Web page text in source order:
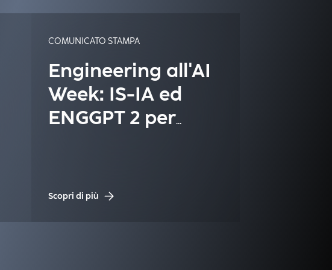
COMUNICATO STAMPA
Engineering all'AI
Week: IS-IA ed
ENGGPT 2 per
e sicura
Scopri di più